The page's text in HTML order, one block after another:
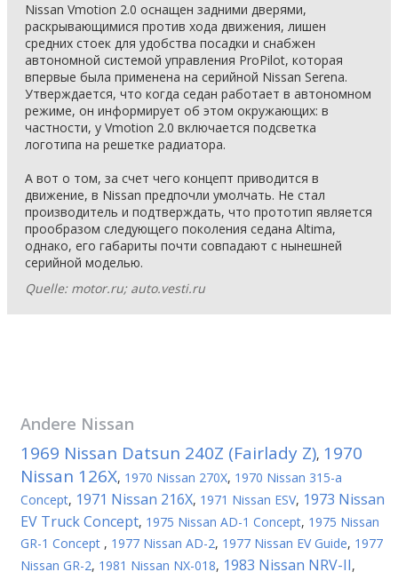
Nissan Vmotion 2.0 оснащен задними дверями,
раскрывающимися против хода движения, лишен
средних стоек для удобства посадки и снабжен
автономной системой управления ProPilot, которая
впервые была применена на серийной Nissan Serena.
Утверждается, что когда седан работает в автономном
режиме, он информирует об этом окружающих: в
частности, у Vmotion 2.0 включается подсветка
логотипа на решетке радиатора.
А вот о том, за счет чего концепт приводится в
движение, в Nissan предпочли умолчать. Не стал
производитель и подтверждать, что прототип является
прообразом следующего поколения седана Altima,
однако, его габариты почти совпадают с нынешней
серийной моделью.
Quelle: motor.ru; auto.vesti.ru
Andere Nissan
1969 Nissan Datsun 240Z (Fairlady Z), 1970
Nissan 126X, 1970 Nissan 270X, 1970 Nissan 315-a
Concept, 1971 Nissan 216X, 1971 Nissan ESV, 1973 Nissan
EV Truck Concept, 1975 Nissan AD-1 Concept, 1975 Nissan
GR-1 Concept , 1977 Nissan AD-2, 1977 Nissan EV Guide, 1977
Nissan GR-2, 1981 Nissan NX-018, 1983 Nissan NRV-II,